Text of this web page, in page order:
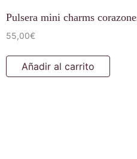
Pulsera mini charms
55,00€
Añadir al carrito